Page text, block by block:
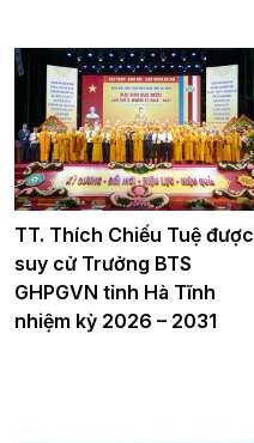
TT. Thích Chiếu Tuệ được
suy cử Trưởng BTS
GHPGVN tỉnh Hà Tĩnh
nhiệm kỳ 2026 – 2031